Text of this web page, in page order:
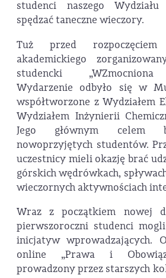
studenci naszego
spędzać taneczne wieczory.
Tuż przed
akademickiego
studencki „WZmocniona
Wydarzenie odbyło się w
współtworzone z Wydziałem
Wydziałem Inżynierii
Jego głównym celem
nowoprzyjętych studentów.
uczestnicy mieli okazję brać
górskich wędrówkach,
wieczornych aktywnościach
Wraz z początkiem nowej
pierwszoroczni studenci
inicjatyw wprowadzających.
online „Prawa i
prowadzony przez starszych